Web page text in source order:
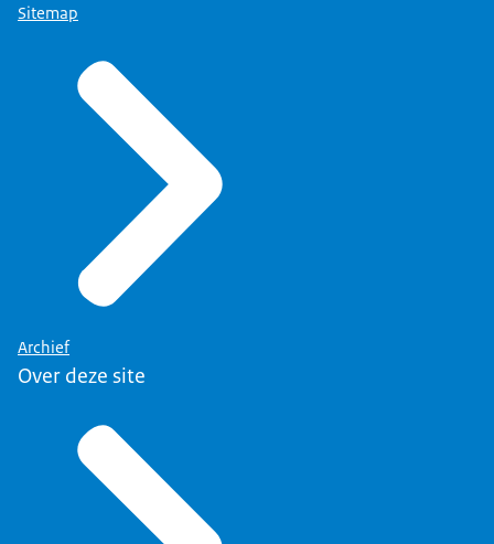
Sitemap
Archief
Over deze site